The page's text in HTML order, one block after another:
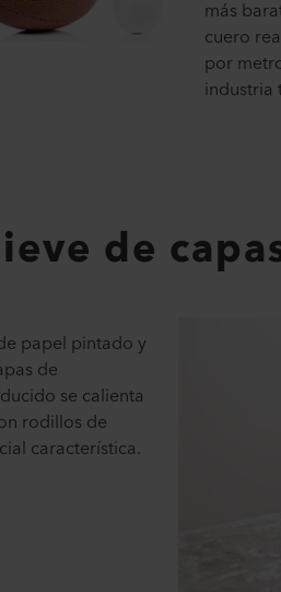
más
cuero
por
industria
de
papel pintado y
de
se calienta
rodillos de
característica.